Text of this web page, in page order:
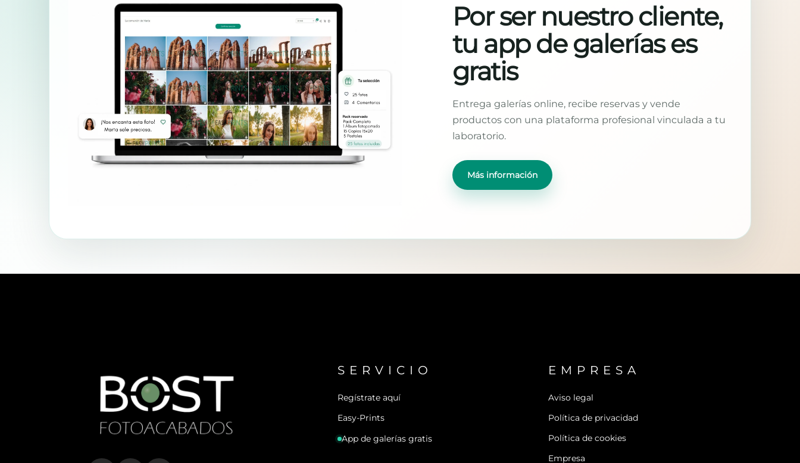
Por ser nuestro cliente,
tu app de galerías es
gratis
Entrega galerías online, recibe reservas y vende
productos con una plataforma profesional vinculada a tu
laboratorio.
Más información
SERVICIO
Regístrate aquí
Easy-Prints
App de galerías gratis
EMPRESA
Aviso legal
Política de privacidad
Política de cookies
Empresa